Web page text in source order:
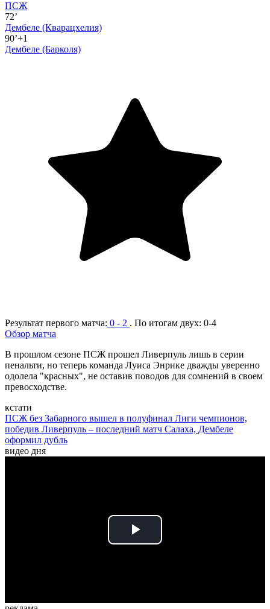
ПСЖ
72’
Дембеле (Кварацхелия)
90’+1
Дембеле (Барколя)
Результат первого матча: 0 - 2 . По итогам двух: 0-4
Обзор матча
В прошлом сезоне ПСЖ прошел Ливерпуль лишь в серии
пенальти, но теперь команда Луиса Энрике дважды уверенно
одолела "красных", не оставив поводов для сомнений в своем
превосходстве.
кстати
ПСЖ без Забарного вышел в полуфинал Лиги чемпионов,
победив Ливерпуль – последний матч Салаха, Дембеле
оформил дубль
видео дня
Play